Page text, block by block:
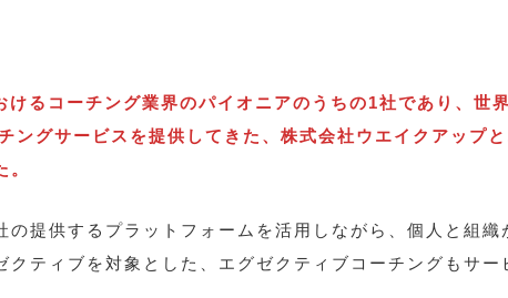
るコーチング業界のパイオニアのうちの1社であり、世
ングサービスを提供してきた、株式会社ウエイクアップ
の提供するプラットフォームを活用しながら、個人と組織
クティブを対象とした、エグゼクティブコーチングもサー